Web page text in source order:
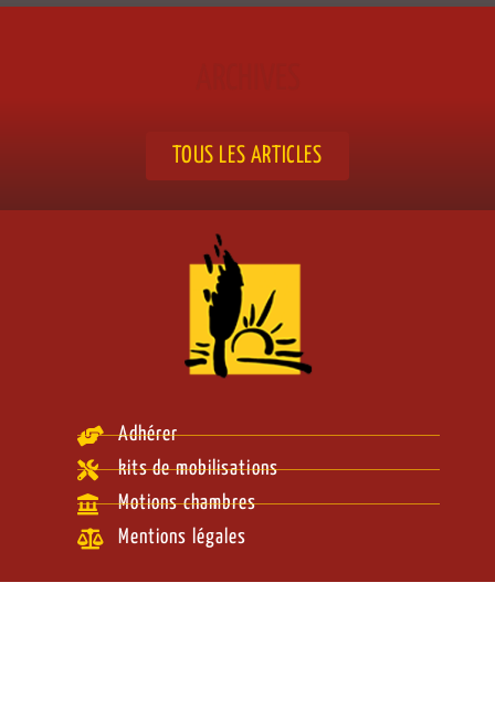
TOUS LES ARTICLES
Adhérer
kits de mobilisations
Motions chambres
Mentions légales